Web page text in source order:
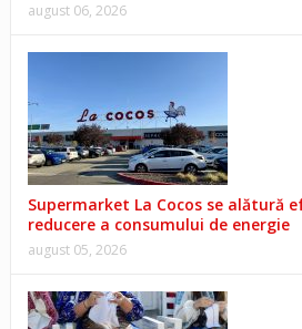
august 06, 2026
Supermarket La Cocos se alătură
reducere a consumului de energie
august 05, 2026